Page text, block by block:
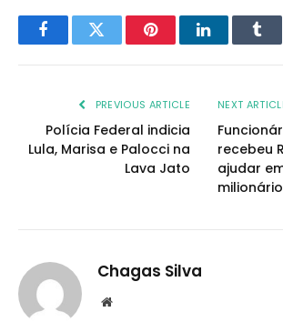
FacebookTwitter PinterestLinkedIn
PREVIOUS ARTICLE
Polícia Federal indicia
Lula, Marisa e Palocci na
Lava Jato
NEXT
recebeu
ajudar
Chagas Silva
Website